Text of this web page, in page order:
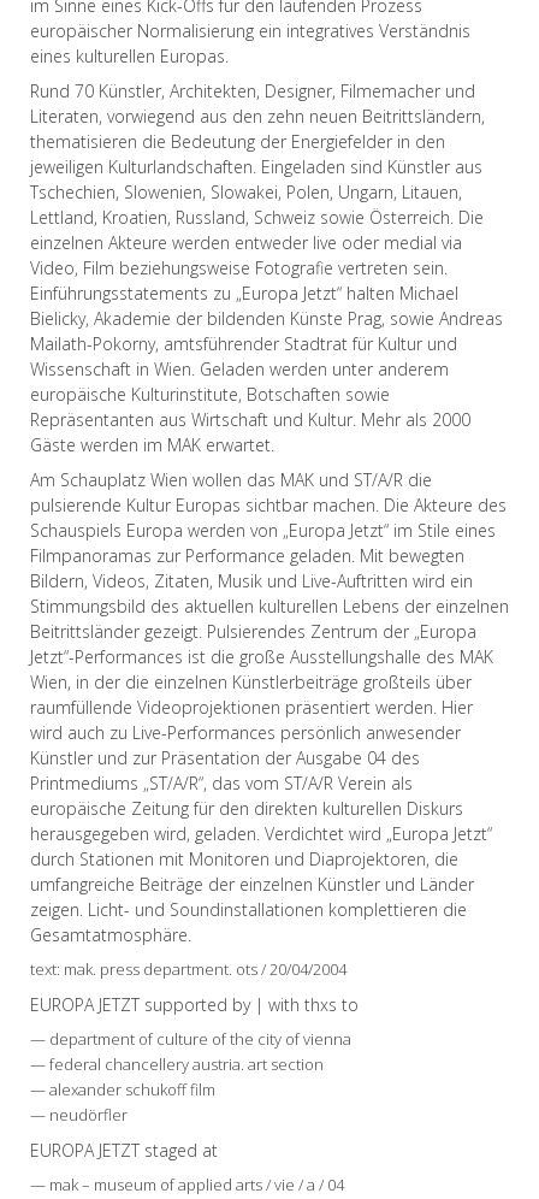
im Sinne eines Kick-Offs für den laufenden Prozess
europäischer Normalisierung ein integratives Verständnis
eines kulturellen Europas.
Rund 70 Künstler, Architekten, Designer, Filmemacher und
Literaten, vorwiegend aus den zehn neuen Beitrittsländern,
thematisieren die Bedeutung der Energiefelder in den
jeweiligen Kulturlandschaften. Eingeladen sind Künstler aus
Tschechien, Slowenien, Slowakei, Polen, Ungarn, Litauen,
Lettland, Kroatien, Russland, Schweiz sowie Österreich. Die
einzelnen Akteure werden entweder live oder medial via
Video, Film beziehungsweise Fotografie vertreten sein.
Einführungsstatements zu „Europa Jetzt“ halten Michael
Bielicky, Akademie der bildenden Künste Prag, sowie Andreas
Mailath-Pokorny, amtsführender Stadtrat für Kultur und
Wissenschaft in Wien. Geladen werden unter anderem
europäische Kulturinstitute, Botschaften sowie
Repräsentanten aus Wirtschaft und Kultur. Mehr als 2000
Gäste werden im MAK erwartet.
Am Schauplatz Wien wollen das MAK und ST/A/R die
pulsierende Kultur Europas sichtbar machen. Die Akteure des
Schauspiels Europa werden von „Europa Jetzt“ im Stile eines
Filmpanoramas zur Performance geladen. Mit bewegten
Bildern, Videos, Zitaten, Musik und Live-Auftritten wird ein
Stimmungsbild des aktuellen kulturellen Lebens der einzelnen
Beitrittsländer gezeigt. Pulsierendes Zentrum der „Europa
Jetzt“-Performances ist die große Ausstellungshalle des MAK
Wien, in der die einzelnen Künstlerbeiträge großteils über
raumfüllende Videoprojektionen präsentiert werden. Hier
wird auch zu Live-Performances persönlich anwesender
Künstler und zur Präsentation der Ausgabe 04 des
Printmediums „ST/A/R“, das vom ST/A/R Verein als
europäische Zeitung für den direkten kulturellen Diskurs
herausgegeben wird, geladen. Verdichtet wird „Europa Jetzt“
durch Stationen mit Monitoren und Diaprojektoren, die
umfangreiche Beiträge der einzelnen Künstler und Länder
zeigen. Licht- und Soundinstallationen komplettieren die
Gesamtatmosphäre.
text: mak. press department. ots / 20/04/2004
EUROPA JETZT supported by | with thxs to
— department of culture of the city of vienna
— federal chancellery austria. art section
— alexander schukoff film
— neudörfler
EUROPA JETZT staged at
— mak – museum of applied arts / vie / a / 04